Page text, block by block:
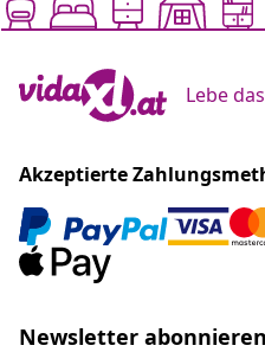
Lebe
Akzeptierte
Newsletter abonnieren